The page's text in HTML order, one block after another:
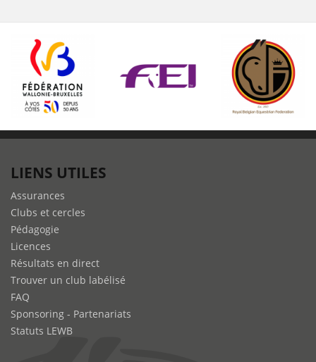
LIENS UTILES
Assurances
Clubs et cercles
Pédagogie
Licences
Résultats en direct
Trouver un club labélisé
FAQ
Sponsoring - Partenariats
Statuts LEWB